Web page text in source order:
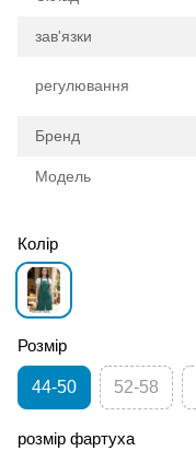
зав'язки
регулювання
Бренд
Модель
Колір
Розмір
44-50 52-58
розмір фартуха